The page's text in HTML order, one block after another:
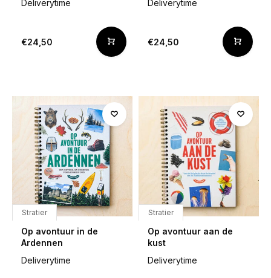
Deliverytime
€24,50
Deliverytime
€24,50
Stratier
Op avontuur in de
Ardennen
Deliverytime
Stratier
Op avontuur aan de
kust
Deliverytime